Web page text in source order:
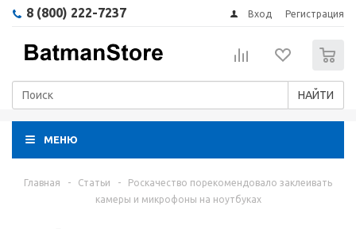
8 (800) 222-7237 Вход Регистрация
НАЙТИ
МЕНЮ
Главная - Статьи -
Роскачество порекомендовало заклеивать
камеры и микрофоны на ноутбуках